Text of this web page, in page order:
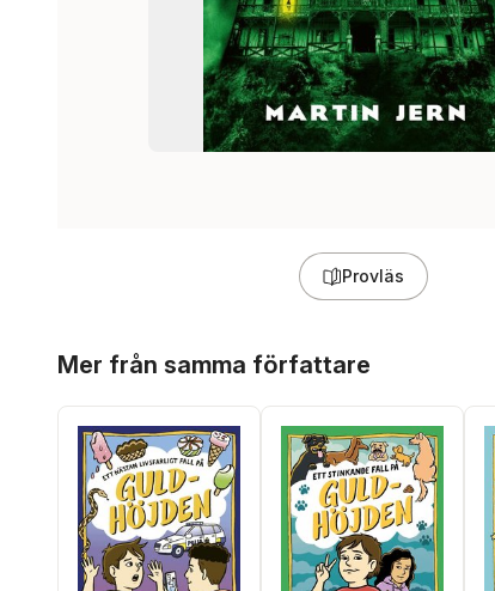
Provläs
Mer från samma författare